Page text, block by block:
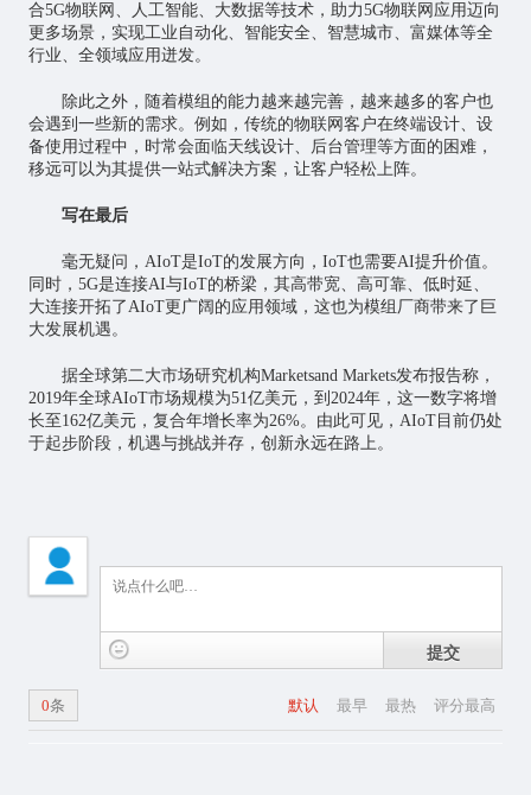
合5G物联网、人工智能、大数据等技术，助力5G物联网应用迈向
更多场景，实现工业自动化、智能安全、 智慧城市、富媒体等全
行业、全领域应用迸发。
除此之外，随着模组的能力越来越完善，越来越多的客户也
会遇到一些新的需求。例如，传统的物联网客户在终端设计、设
备使用过程中，时常会面临天线设计、后台管理等方面的困难，
移远可以为其提供一站式解决方案，让客户轻松上阵。
写在最后
毫无疑问，AIoT是IoT的发展方向，IoT也需要AI提升价值。
同时，5G是连接AI与IoT的桥梁，其高带宽、高可靠、低时延、
大连接开拓了AIoT更广阔的应用领域，这也为模组厂商带来了巨
大发展机遇。
据全球第二大市场研究机构Marketsand Markets发布报告称，
2019年全球AIoT市场规模为51亿美元，到2024年，这一数字将增
长至162亿美元，复合年增长率为26%。由此可见，AIoT目前仍处
于起步阶段，机遇与挑战并存，创新永远在路上。
提交
默认 最早 最热 评分最高
0条